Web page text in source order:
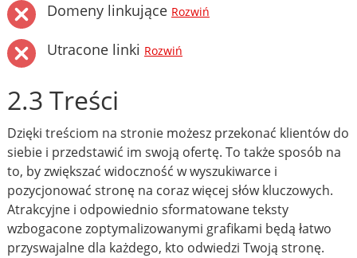
Domeny linkujące Rozwiń
Utracone linki Rozwiń
2.3 Treści
Dzięki treściom na stronie możesz przekonać klientów do
siebie i przedstawić im swoją ofertę. To także sposób na
to, by zwiększać widoczność w wyszukiwarce i
pozycjonować stronę na coraz więcej słów kluczowych.
Atrakcyjne i odpowiednio sformatowane teksty
wzbogacone zoptymalizowanymi grafikami będą łatwo
przyswajalne dla każdego, kto odwiedzi Twoją stronę.